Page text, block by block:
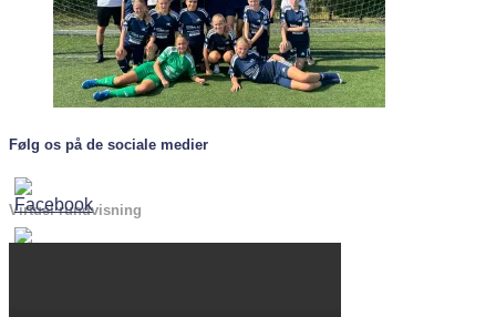
Følg os på de sociale medier
Virtuel rundvisning